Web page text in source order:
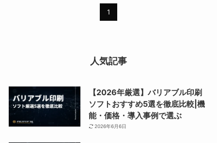
1
人気記事
【2026年厳選】バリアブル印刷
ソフトおすすめ5選を徹底比較|機
能・価格・導入事例で選ぶ
2026年6月6日